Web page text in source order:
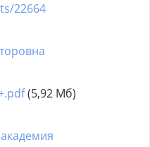
22664
(5,92 Мб)